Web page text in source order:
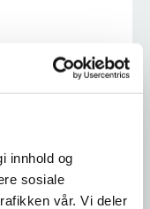
innhold og
sosiale
vår. Vi deler